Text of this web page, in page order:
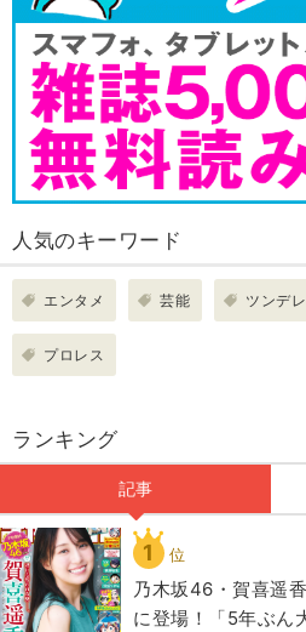
人気のキーワード
エンタメ 芸能 ツンデレ
プロレス
ランキング
記事
1 位
乃木坂46・賀喜遥
に登場！「5年ぶん